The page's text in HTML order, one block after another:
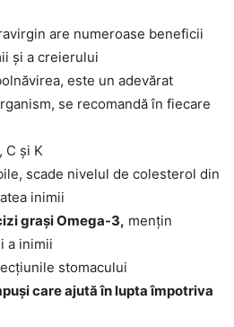
are numeroase beneficii
și a creierului
este un adevărat
se recomandă în fiecare
C și K
scade nivelul de colesterol din
inimii
grași Omega-3, mențin
a inimii
stomacului
care ajută în lupta împotriva